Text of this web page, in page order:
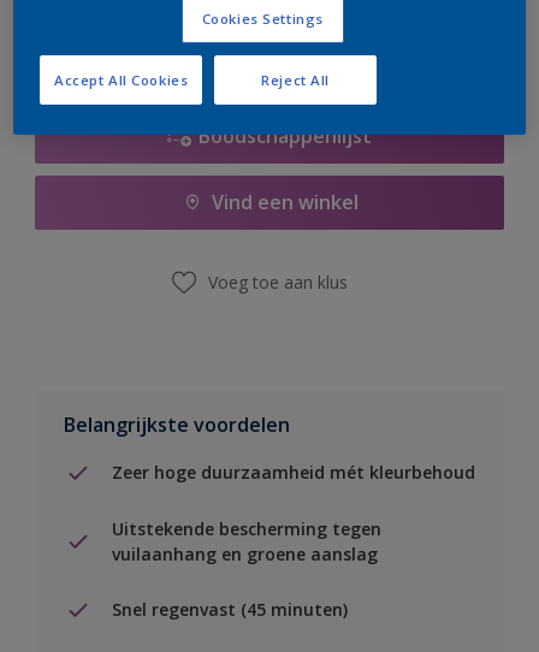
Boodschappenlijst
Vind een winkel
Voeg toe aan klus
Belangrijkste voordelen
Zeer hoge duurzaamheid mét kleurbehoud
Uitstekende bescherming tegen
vuilaanhang en groene aanslag
Snel regenvast (45 minuten)
Cookies Settings
Reject All
Accept All Cookies